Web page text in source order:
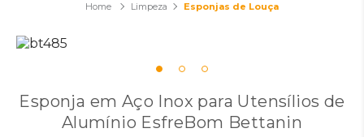
Limpeza Esponjas de Louça
Esponja em Aço Inox para Utensílios de
Alumínio EsfreBom Bettanin